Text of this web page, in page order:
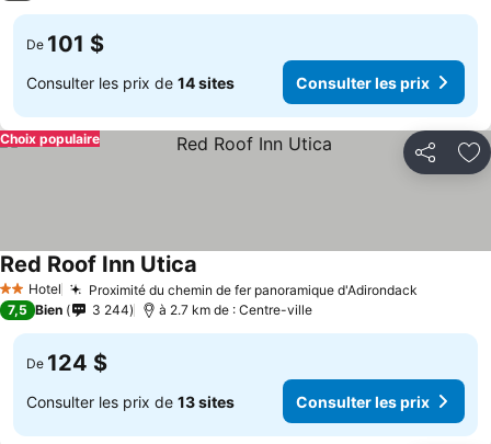
De 101 $
Consulter les prix de 14 sites Consulter les prix
Partager
Choix populaire
2 Étoiles
Hotel Proximité du chemin de fer panoramique d'Adirondack
Red Roof Inn Utica
7,5 Bien 3 244 à 2.7 km de : Centre-ville
De 124 $
Consulter les prix de 13 sites Consulter les prix